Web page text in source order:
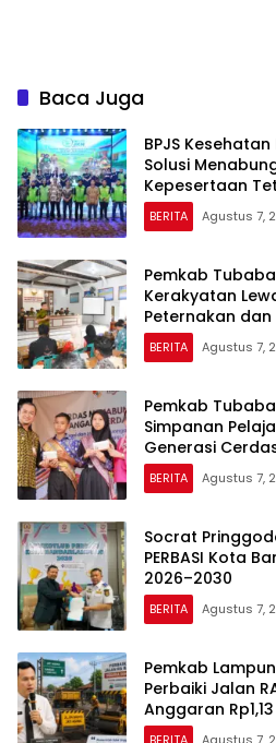
Baca Juga
BPJS Kesehatan
Solusi
Kepesertaan
BERITA Agustus 7,
Pemkab
Kerakyatan
Peternakan dan
BERITA Agustus 7,
Pemkab
Simpanan
Generasi
BERITA Agustus 7,
Socrat
PERBASI Kota
2026–2030
BERITA Agustus 7,
Pemkab
Perbaiki Jalan
Anggaran